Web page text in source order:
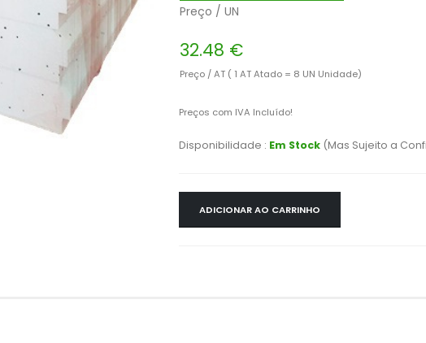
Preço / UN
32.48 €
Preço / AT ( 1 AT Atado = 8 UN Unidade)
Preços com IVA Incluído!
Disponibilidade : Em Stock (Mas Sujeito a
ADICIONAR AO CARRINHO